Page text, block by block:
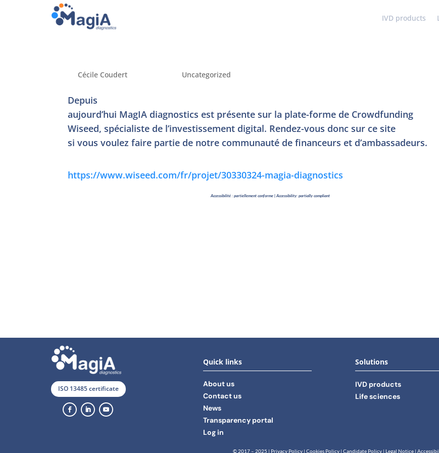
IVD products
Cécile Coudert Uncategorized
Depuis
aujourd’hui MagIA diagnostics est présente sur la plate-forme de Crowdfunding
Wiseed, spécialiste de l’investissement digital. Rendez-vous donc sur ce site
si vous voulez faire partie de notre communauté de financeurs et d’ambassadeurs.
https://www.wiseed.com/fr/projet/30330324-magia-diagnostics
Accessibilité : partiellement conforme | Accessibility: partially compliant
ISO 13485 certificate
Quick links
About us
Contact us
News
Transparency portal
Log in
Solutions
IVD products
Life sciences
© 2017 – 2025 | Privacy Policy | Cookies Policy | Candidate Policy | Legal Notice |